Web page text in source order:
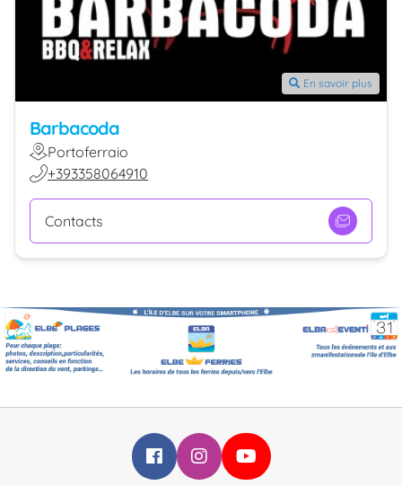
En savoir plus
Barbacoda
Portoferraio
+393358064910
Contacts
Infoelba su Facebook
Infoelba su Instagram
Infoelba su YouTube